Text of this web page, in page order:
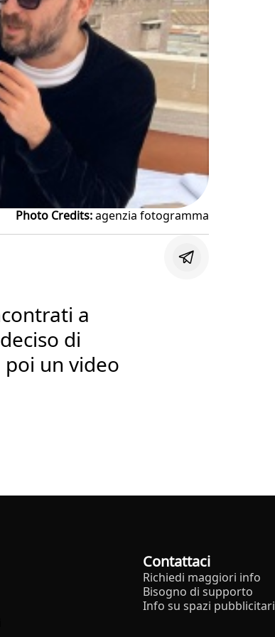
Photo Credits:agenzia fotogramma
a
di
un video
Contattaci
Richiedi maggiori info
Bisogno di supporto
Info su spazi pubblicitari